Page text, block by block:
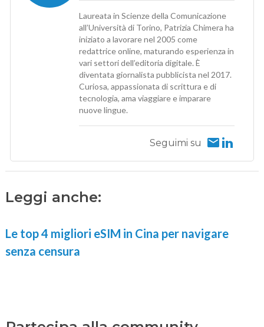
Laureata in Scienze della Comunicazione
all’Università di Torino, Patrizia Chimera ha
iniziato a lavorare nel 2005 come
redattrice online, maturando esperienza in
vari settori dell’editoria digitale. È
diventata giornalista pubblicista nel 2017.
Curiosa, appassionata di scrittura e di
tecnologia, ama viaggiare e imparare
nuove lingue.
Seguimi su
Leggi anche:
Le top 4 migliori eSIM in Cina per navigare
senza censura